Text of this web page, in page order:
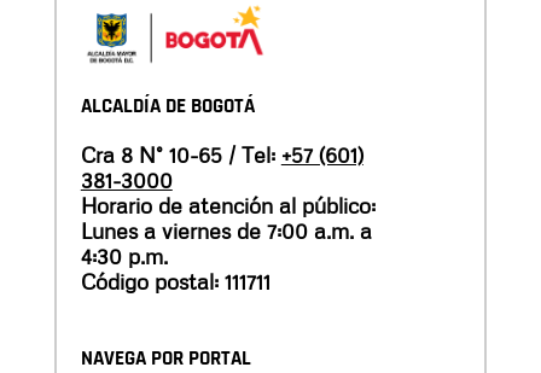
ALCALDÍA DE BOGOTÁ
Cra 8 N° 10-65 / Tel: +57 (601)
381-3000
Horario de atención al público:
Lunes a viernes de 7:00 a.m. a
4:30 p.m.
Código postal: 111711
NAVEGA POR PORTAL